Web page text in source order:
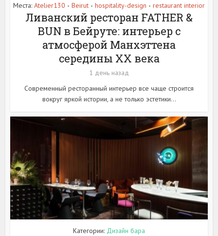
Места: Atelier130 • Beirut • hospitality-design • restaurant interior
Ливанский ресторан FATHER &
BUN в Бейруте: интерьер с
атмосферой Манхэттена
середины XX века
1 день назад
Современный ресторанный интерьер все чаще строится
вокруг яркой истории, а не только эстетики...
Категории: Дизайн бара